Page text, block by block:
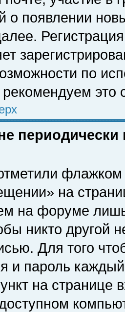
о появлении
по
это
флажком
на
на форуме
никто другой
Для того
и пароль
на